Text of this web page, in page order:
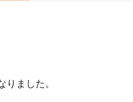
りました。